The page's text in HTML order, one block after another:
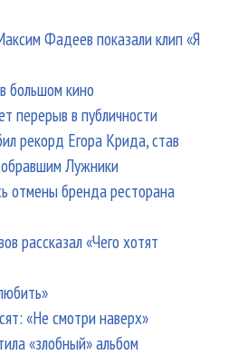
Фадеев показали клип «Я
большом кино
перерыв в публичности
рекорд Егора Крида, став
Лужники
отмены бренда ресторана
рассказал «Чего хотят
«Не смотри наверх»
«злобный» альбом